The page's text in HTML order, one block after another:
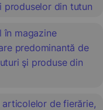
produselor din tutun
în magazine
predominantă de
şi produse din
de fierărie,